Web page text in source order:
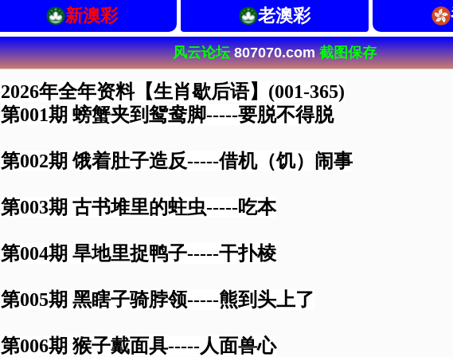
新澳彩 老澳彩
风云论坛807070.com截图保存
2026年全年资料【生肖歇后语】(001-365)
第001期 螃蟹夹到鸳鸯脚-----要脱不得脱
第002期 饿着肚子造反-----借机（饥）闹事
第003期 古书堆里的蛀虫-----吃本
第004期 旱地里捉鸭子-----干扑棱
第005期 黑瞎子骑脖领-----熊到头上了
第006期 猴子戴面具-----人面兽心